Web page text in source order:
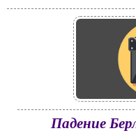
Падение